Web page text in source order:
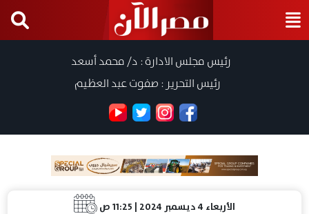
رئيس مجلس الادارة : د/ محمد أسعد
رئيس التحرير : صفوت عبد العظيم
الأربعاء 4 ديسمبر 2024 | 11:25 ص